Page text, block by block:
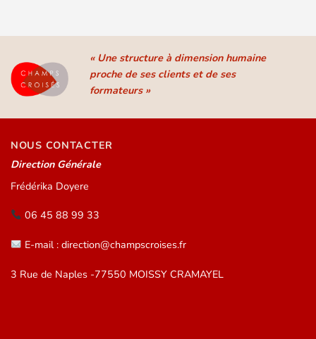
« Une structure à dimension humaine
proche de ses clients et de ses
formateurs »
NOUS CONTACTER
Direction Générale
Frédérika Doyere
06 45 88 99 33
E-mail : direction@champscroises.fr
3 Rue de Naples -77550 MOISSY CRAMAYEL